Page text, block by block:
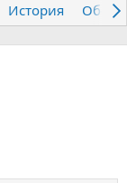
История